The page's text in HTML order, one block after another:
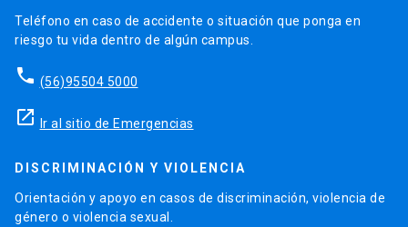
Teléfono en caso de accidente o situación que ponga en
riesgo tu vida dentro de algún campus.
phone (56)95504 5000
launch Ir al sitio de Emergencias
DISCRIMINACIÓN Y VIOLENCIA
Orientación y apoyo en casos de discriminación, violencia de
género o violencia sexual.